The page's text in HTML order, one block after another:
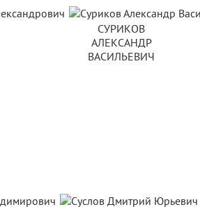
СУРИКОВ
АЛЕКСАНДР
ВАСИЛЬЕВИЧ